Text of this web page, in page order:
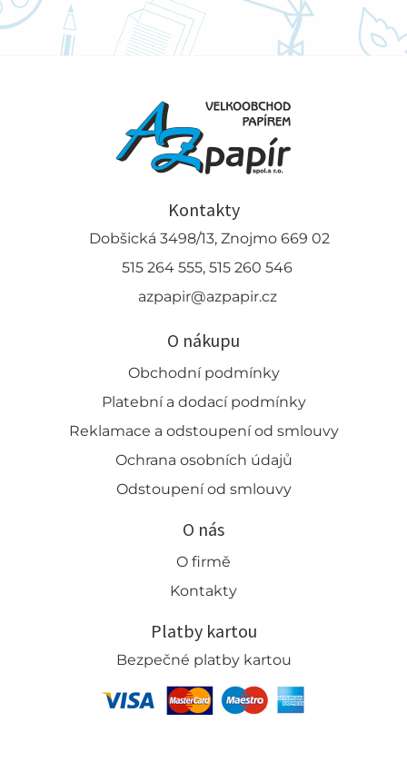
Kontakty
Dobšická 3498/13, Znojmo 669 02
515 264 555, 515 260 546
azpapir@azpapir.cz
O nákupu
Obchodní podmínky
Platební a dodací podmínky
Reklamace a odstoupení od smlouvy
Ochrana osobních údajů
Odstoupení od smlouvy
O nás
O firmě
Kontakty
Platby kartou
Bezpečné platby kartou